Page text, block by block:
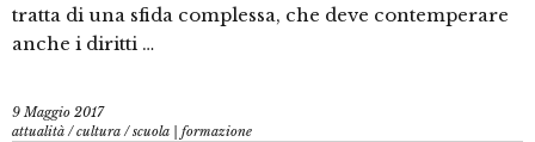
tratta di una sfida complessa, che deve contemperare
anche i diritti …
9 Maggio 2017
attualità /cultura /scuola | formazione